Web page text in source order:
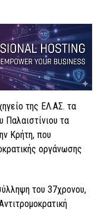
της ΕΛ.ΑΣ. τα
Παλαιστίνιου τα
Κρήτη, που
οργάνωσης
του 37χρονου,